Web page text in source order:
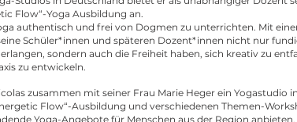
Flow“-Yoga Ausbildung an.
authentisch und frei von Dogmen zu unterrichten. Mit
Schüler*innen und späteren Dozent*innen nicht nur
sondern auch die Freiheit haben, sich kreativ zu
zu entwickeln.
zusammen mit seiner Frau Marie Heger ein Yogastudio
Flow“-Ausbildung und verschiedenen Themen-
Yoga-Angebote für Menschen aus der Region anbieten.